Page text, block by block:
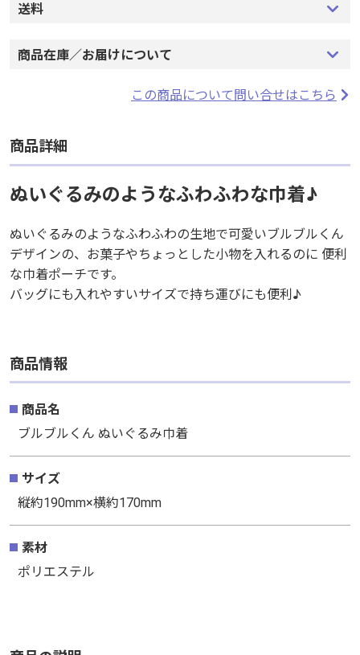
送料
商品在庫／お届けについて
この商品について問い合せはこちら
商品詳細
ぬいぐるみのようなふわふわな巾着♪
ぬいぐるみのようなふわふわの生地で可愛いブルブルくん
デザインの、お菓子やちょっとした小物を入れるのに 便利
な巾着ポーチです。
バッグにも入れやすいサイズで持ち運びにも便利♪
商品情報
商品名
ブルブルくん ぬいぐるみ巾着
サイズ
縦約190mm×横約170mm
素材
ポリエステル